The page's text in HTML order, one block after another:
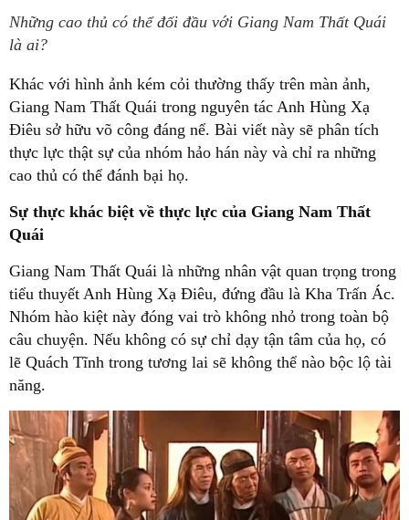
Những cao thủ có thể đối đầu với Giang Nam Thất Quái
là ai?
Khác với hình ảnh kém cỏi thường thấy trên màn ảnh,
Giang Nam Thất Quái trong nguyên tác Anh Hùng Xạ
Điêu sở hữu võ công đáng nể. Bài viết này sẽ phân tích
thực lực thật sự của nhóm hảo hán này và chỉ ra những
cao thủ có thể đánh bại họ.
Sự thực khác biệt về thực lực của Giang Nam Thất
Quái
Giang Nam Thất Quái là những nhân vật quan trọng trong
tiểu thuyết Anh Hùng Xạ Điêu, đứng đầu là Kha Trấn Ác.
Nhóm hào kiệt này đóng vai trò không nhỏ trong toàn bộ
câu chuyện. Nếu không có sự chỉ dạy tận tâm của họ, có
lẽ Quách Tĩnh trong tương lai sẽ không thể nào bộc lộ tài
năng.